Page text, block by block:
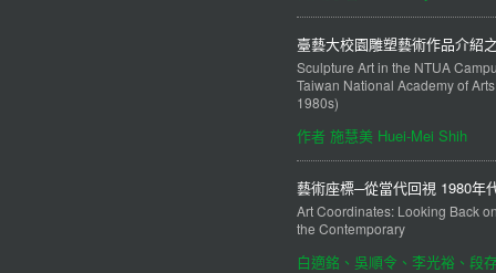
臺藝大校園雕塑藝術作品介紹
Sculpture Art in the NTUA
Taiwan National Academy of
1980s)
作者 施慧美 Huei-Mei Shih
藝術座標─從當代回視 1980年
Art Coordinates: Looking Back
the Contemporary
白適銘、吳順令、李光裕、段